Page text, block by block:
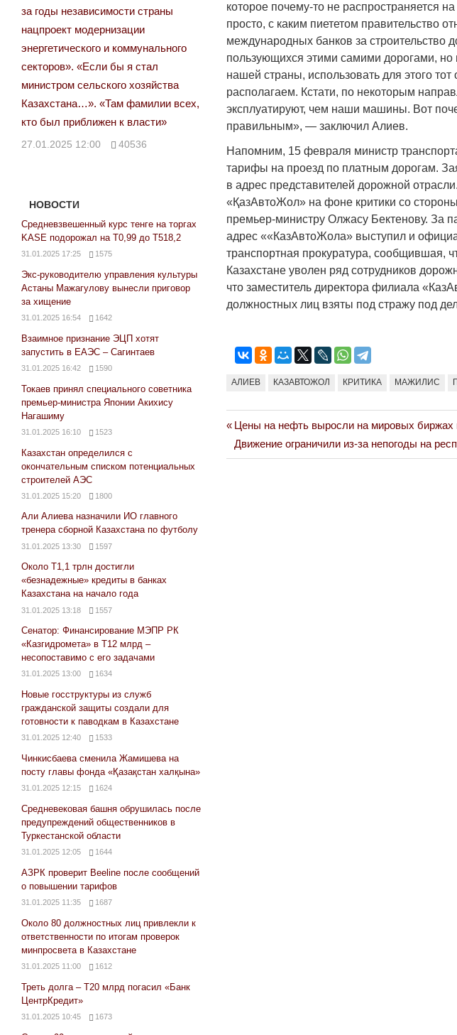
которое почему-то не распространяется
просто, с каким пиететом правительство
международных банков за строительство
пользующихся этими самими дорогами, но
нашей страны, использовать для этого
располагаем. Кстати, по некоторым
эксплуатируют, чем наши машины. Вот
правильным», — заключил Алиев.
Напомним, 15 февраля министр
тарифы на проезд по платным дорогам.
в адрес представителей дорожной
«ҚазАвтоЖол» на фоне критики со
премьер-министру Олжасу Бектенову. За
адрес ««КазАвтоЖола» выступил и
транспортная прокуратура, сообщившая,
Казахстане уволен ряд сотрудников
что заместитель директора филиала
должностных лиц взяты под стражу под
АЛИЕВ КАЗАВТОЖОЛ КРИТИКА МАЖИЛИС
Навигация
по
Previous
Post:
Цены на нефть выросли на мировых биржах
Next
Post:
Движение ограничили из-за непогоды на
за годы независимости страны
нацпроект модернизации
энергетического и коммунального
секторов». «Если бы я стал
министром сельского хозяйства
Казахстана…». «Там фамилии всех,
кто был приближен к власти»
27.01.2025 12:00 40536
НОВОСТИ
Средневзвешенный курс тенге на торгах
KASE подорожал на Т0,99 до Т518,2
31.01.2025 17:25 1575
Экс-руководителю управления культуры
Астаны Мажагулову вынесли приговор
за хищение
31.01.2025 16:54 1642
Взаимное признание ЭЦП хотят
запустить в ЕАЭС – Сагинтаев
31.01.2025 16:42 1590
Токаев принял специального советника
премьер-министра Японии Акихису
Нагашиму
31.01.2025 16:10 1523
Казахстан определился с
окончательным списком потенциальных
строителей АЭС
31.01.2025 15:20 1800
Али Алиева назначили ИО главного
тренера сборной Казахстана по футболу
31.01.2025 13:30 1597
Около Т1,1 трлн достигли
«безнадежные» кредиты в банках
Казахстана на начало года
31.01.2025 13:18 1557
Сенатор: Финансирование МЭПР РК
«Казгидромета» в Т12 млрд –
несопоставимо с его задачами
31.01.2025 13:00 1634
Новые госструктуры из служб
гражданской защиты создали для
готовности к паводкам в Казахстане
31.01.2025 12:40 1533
Чинкисбаева сменила Жамишева на
посту главы фонда «Қазақстан халқына»
31.01.2025 12:15 1624
Средневековая башня обрушилась после
предупреждений общественников в
Туркестанской области
31.01.2025 12:05 1644
АЗРК проверит Beeline после сообщений
о повышении тарифов
31.01.2025 11:35 1687
Около 80 должностных лиц привлекли к
ответственности по итогам проверок
минпросвета в Казахстане
31.01.2025 11:00 1612
Треть долга – Т20 млрд погасил «Банк
ЦентрКредит»
31.01.2025 10:45 1673